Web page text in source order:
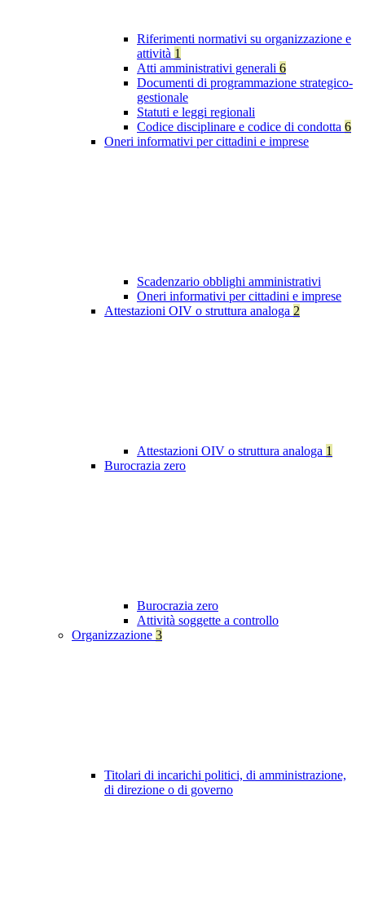
Riferimenti normativi su organizzazione e
attività 1
Atti amministrativi generali 6
Documenti di programmazione strategico-
gestionale
Statuti e leggi regionali
Codice disciplinare e codice di condotta 6
Oneri informativi per cittadini e imprese
Scadenzario obblighi amministrativi
Oneri informativi per cittadini e imprese
Attestazioni OIV o struttura analoga 2
Attestazioni OIV o struttura analoga 1
Burocrazia zero
Burocrazia zero
Attività soggette a controllo
Organizzazione 3
Titolari di incarichi politici, di amministrazione,
di direzione o di governo